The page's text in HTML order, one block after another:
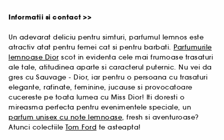
Informatii si contact >>
Un adevarat deliciu pentru simturi, parfumul lemnos este
atractiv atat pentru femei cat si pentru barbati. Parfumurile
lemnoase Dior scot in evidenta cele mai frumoase trasaturi
ale tale, atitudinea aparte si caracterul puternic. Nu vei da
gres cu Sauvage - Dior, iar pentru o persoana cu trasaturi
elegante, rafinate, feminine, jucause si provocatoare
cucereste pe toata lumea cu Miss Dior! Iti doresti o
mireasma perfecta pentru evenimentele speciale, un
parfum unisex cu note lemnoase, fresh si aventuroase?
Atunci colectiile Tom Ford te asteapta!